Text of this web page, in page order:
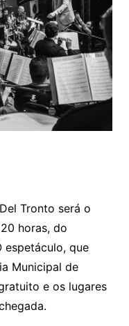
Tronto será o
horas, do
espetáculo, que
Municipal de
e os lugares